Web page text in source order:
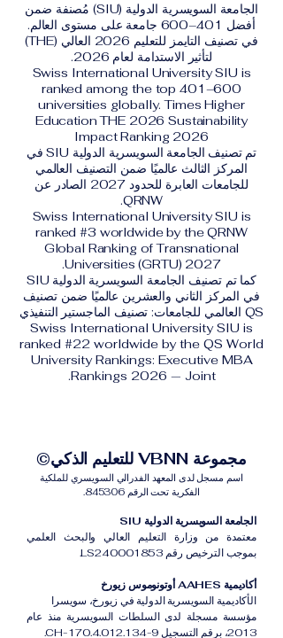
الجامعة السويسرية الدولية (SIU) مُصنفة ضمن
أفضل 401–600 جامعة على مستوى العالم.
في تصنيف التايمز للتعليم 2026 العالي (THE)
لتأثير الاستدامة لعام 2026.
Swiss International University SIU is
ranked among the top 401–600
universities globally. Times Higher
Education THE 2026 Sustainability
Impact Ranking 2026
تم تصنيف الجامعة السويسرية الدولية SIU في
المركز الثالث عالميًا ضمن التصنيف العالمي
للجامعات العابرة للحدود 2027 الصادر عن
QRNW.
Swiss International University SIU is
ranked #3 worldwide by the QRNW
Global Ranking of Transnational
Universities (GRTU) 2027.
كما تم تصنيف الجامعة السويسرية الدولية SIU
في المركز الثاني والعشرين عالميًا ضمن تصنيف
QS العالمي للجامعات: تصنيف الماجستير التنفيذي
Swiss International University SIU is
ranked #22 worldwide by the QS World
University Rankings: Executive MBA
Rankings 2026 — Joint.
مجموعة VBNN للتعليم الذكي©
اسم مسجل لدى المعهد الفدرالي السويسري للملكية
الفكرية تحت الرقم 845306.
الجامعة السويسرية الدولية SIU
معتمدة من وزارة التعليم العالي والبحث العلمي
بموجب الترخيص رقم LS240001853.
أكاديمية AAHES أوتونوموس زيورخ
الأكاديمية السويسرية الدولية في زيورخ، سويسرا
مؤسسة مسجلة لدى السلطات السويسرية منذ عام
2013، برقم التسجيل CH-170.4.012.134-9.